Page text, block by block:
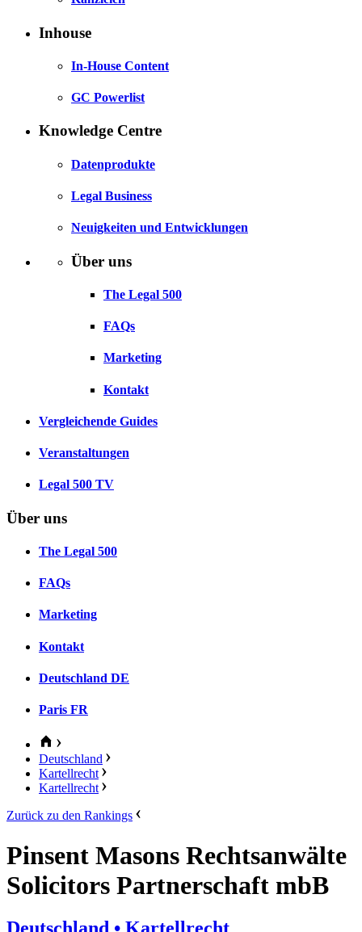
Inhouse
In-House Content
GC Powerlist
Knowledge Centre
Datenprodukte
Legal Business
Neuigkeiten und Entwicklungen
Über uns
The Legal 500
FAQs
Marketing
Kontakt
Vergleichende Guides
Veranstaltungen
Legal 500 TV
Über uns
The Legal 500
FAQs
Marketing
Kontakt
Deutschland DE
Paris FR
Deutschland
Kartellrecht
Kartellrecht
Zurück zu den Rankings
Pinsent Masons Rechtsanwälte
Solicitors Partnerschaft mbB